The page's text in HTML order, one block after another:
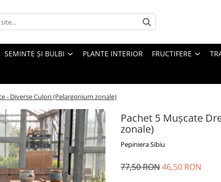
SEMINTE ȘI BULBI PLANTE INTERIOR FRUCTIFERE
- Diverse Culori (Pelargonium zonale)
Pachet 5 Mușcate
zonale)
Pepiniera Sibiu
77,50 RON46,50 RON